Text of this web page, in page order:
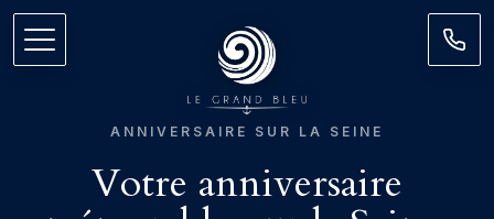
ANNIVERSAIRE SUR LA SEINE
Votre anniversaire